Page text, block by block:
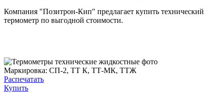
Компания "Позитрон-Кип" предлагает купить технический
термометр по выгодной стоимости.
Маркировка: CП-2, ТТ К, ТТ-МК, ТТЖ
Распечатать
Купить